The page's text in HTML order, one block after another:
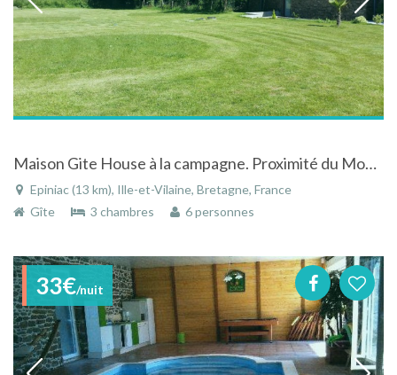
Maison Gite House à la campagne. Proximité du Mont St Michel, Cancale, St Malo.
Epiniac (13 km), Ille-et-Vilaine, Bretagne, France
Gîte
3 chambres 6 personnes
33€/nuit